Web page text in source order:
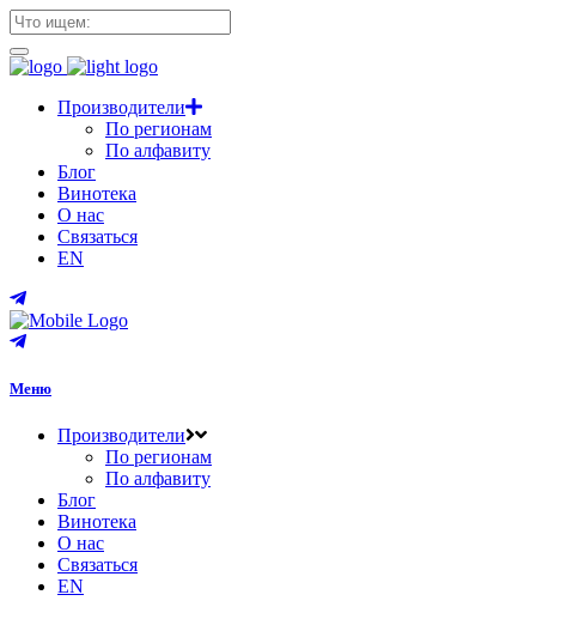
Производители
По регионам
По алфавиту
Блог
Винотека
О нас
Связаться
EN
Меню
Производители
По регионам
По алфавиту
Блог
Винотека
О нас
Связаться
EN